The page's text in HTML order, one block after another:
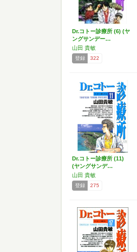
Dr.コトー診療所 (6) (ヤ
ングサンデー…
山田 貴敏
登録 322
Dr.コトー診療所 (11)
(ヤングサンデ…
山田 貴敏
登録 275